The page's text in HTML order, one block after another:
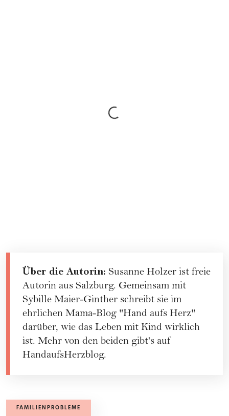
Über die Autorin: Susanne Holzer ist freie
Autorin aus Salzburg. Gemeinsam mit
Sybille Maier-Ginther schreibt sie im
ehrlichen Mama-Blog "Hand aufs Herz"
darüber, wie das Leben mit Kind wirklich
ist. Mehr von den beiden gibt's auf
HandaufsHerzblog.
FAMILIENPROBLEME